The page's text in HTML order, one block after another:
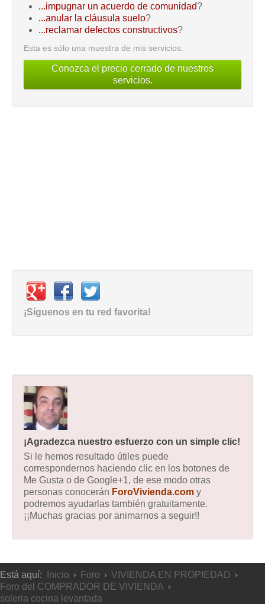
...impugnar un acuerdo de comunidad?
...anular la cláusula suelo?
...reclamar defectos constructivos?
Esta es sólo una muestra de mis servicios.
Conozca el precio cerrado de nuestros
servicios.
¡Síguenos en tu red favorita!
¡Agradezca nuestro esfuerzo con un simple clic!
Si le hemos resultado útiles puede
correspondernos haciendo clic en los botones de
Me Gusta o de Google+1, de ese modo otras
personas conocerán ForoVivienda.com y
podremos ayudarlas también gratuitamente.
¡¡Muchas gracias por animarnos a seguir!!
Está aquí: Inicio Foro
VIVIENDA EN PROPIEDAD
Foro del COMPRADOR DE VIVIENDA
soleria cocina levantada